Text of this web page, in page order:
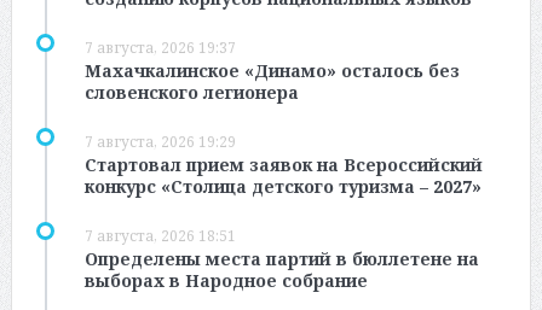
7 августа, 2026 19:37
Махачкалинское «Динамо» осталось без
словенского легионера
7 августа, 2026 19:29
Стартовал прием заявок на Всероссийский
конкурс «Столица детского туризма – 2027»
7 августа, 2026 18:51
Определены места партий в бюллетене на
выборах в Народное собрание